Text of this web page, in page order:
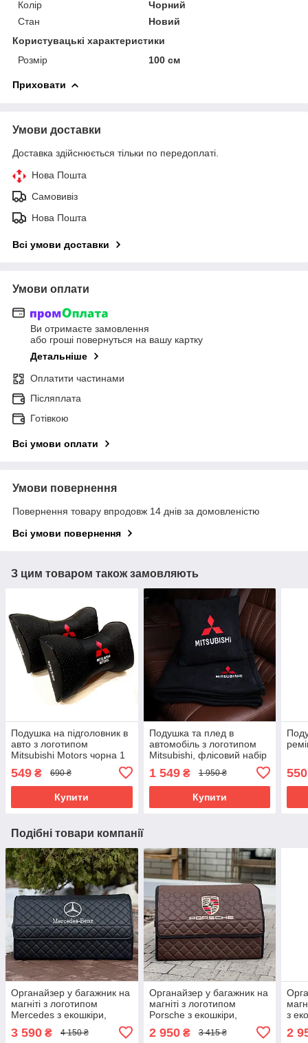
Колір
Чорний
Стан
Новий
Користувацькі характеристики
Розмір
100 см
Приховати
Умови доставки
Доставка здійснюється тільки по передоплаті.
Нова Пошта
Самовивіз
Нова Пошта
Всі умови доставки
Умови оплати
Ви отримаєте замовлення
або гроші повернуться на вашу картку
Детальніше
Оплатити частинами
Післяплата
Готівкою
Всі умови оплати
Умови повернення
Повернення товару впродовж 14 днів за домовленістю
Всі умови повернення
З цим товаром також замовляють
Подушка на підголовник в
авто з логотипом
Mitsubishi Motors чорна 1
549 ₴ 690 ₴
Купити
Подушка та плед в
автомобіль з логотипом
Mitsubishi, флісовий набір
1 549₴ 1 950 ₴
Купити
550
Подібні товари компанії
Органайзер у багажник на
магніті з логотипом
Mercedes з екошкіри,
багажник
3 590 ₴ 4 150 ₴
Органайзер у багажник на
магніті з логотипом
Porsche з екошкіри,
шоколадний, 50 см, сумка
в багажник
2 950₴ 3 415 ₴
з
2